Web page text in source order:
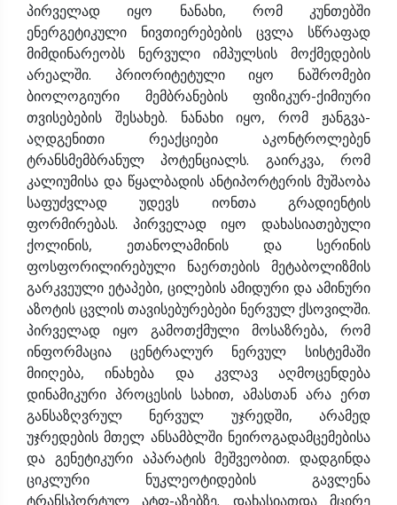
პირველად იყო ნანახი, რომ კუნთებში
ენერგეტიკული ნივთიერებების ცვლა სწრაფად
მიმდინარეობს ნერვული იმპულსის მოქმედების
არეალში. პრიორიტეტული იყო ნაშრომები
ბიოლოგიური მემბრანების ფიზიკურ-ქიმიური
თვისებების შესახებ. ნანახი იყო, რომ ჟანგვა-
აღდგენითი რეაქციები აკონტროლებენ
ტრანსმემბრანულ პოტენციალს. გაირკვა, რომ
კალიუმისა და წყალბადის ანტიპორტერის მუშაობა
საფუძვლად უდევს იონთა გრადიენტის
ფორმირებას. პირველად იყო დახასიათებული
ქოლინის, ეთანოლამინის და სერინის
ფოსფორილირებული ნაერთების მეტაბოლიზმის
გარკვეული ეტაპები, ცილების ამიდური და ამინური
აზოტის ცვლის თავისებურებები ნერვულ ქსოვილში.
პირველად იყო გამოთქმული მოსაზრება, რომ
ინფორმაცია ცენტრალურ ნერვულ სისტემაში
მიიღება, ინახება და კვლავ აღმოცენდება
დინამიკური პროცესის სახით, ამასთან არა ერთ
განსაზღვრულ ნერვულ უჯრედში, არამედ
უჯრედების მთელ ანსამბლში ნეიროგადამცემებისა
და გენეტიკური აპარატის მეშვეობით. დადგინდა
ციკლური ნუკლეოტიდების გავლენა
ტრანსპორტულ ატფ-აზებზე. დახასიათდა მცირე